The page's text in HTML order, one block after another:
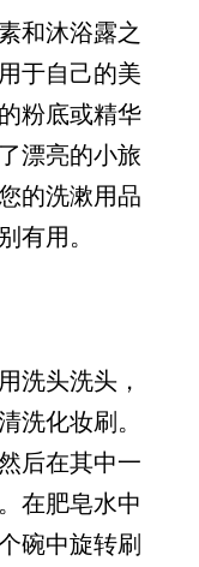
和沐浴露之
于自己的美
粉底或精华
漂亮的小旅
的洗漱用品
有用。
洗头洗头，
洗化妆刷。
后在其中一
在肥皂水中
碗中旋转刷